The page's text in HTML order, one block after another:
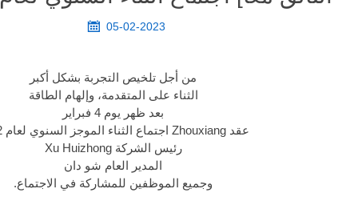
 05-02-2023
من أجل تلخيص التجربة بشكل أكبر
الثناء على المتقدمة، وإلهام الطاقة
بعد ظهر يوم 4 فبراير
عقد Zhouxiang اجتماع الثناء الموجز السنوي لعام 2022
رئيس الشركة Xu Huizhong
المدير العام شو دان
وجميع الموظفين للمشاركة في الاجتماع.